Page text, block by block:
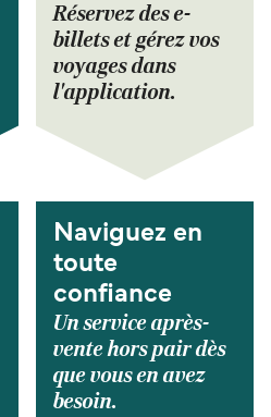
Réservez des e-
billets et gérez vos
voyages dans
l'application.
Naviguez en
toute
confiance
Un service après-
vente hors pair dès
que vous en avez
besoin.